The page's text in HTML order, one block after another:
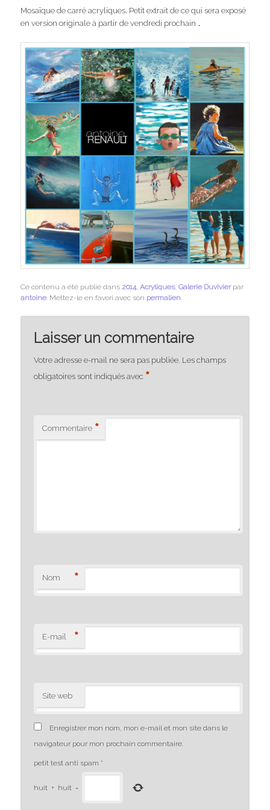
Mosaïque de carré acryliques. Petit extrait de ce qui sera exposé
en version originale à partir de vendredi prochain …
Ce contenu a été publié dans 2014,Acryliques,Galerie Duvivierpar
antoine. Mettez-le en favori avec son permalien.
Laisser un commentaire
Votre adresse e-mail ne sera pas publiée. Les champs
obligatoires sont indiqués avec *
Commentaire *
Nom *
E-mail *
Site web
Enregistrer mon nom, mon e-mail et mon site dans le
navigateur pour mon prochain commentaire.
petit test anti spam *
huit + huit =